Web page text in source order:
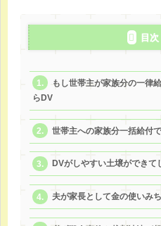
目次
もし世帯主が家族分の一律
らDV
世帯主への家族分一括給付
DVがしやすい土壌ができて
夫が家長として金の使いみ